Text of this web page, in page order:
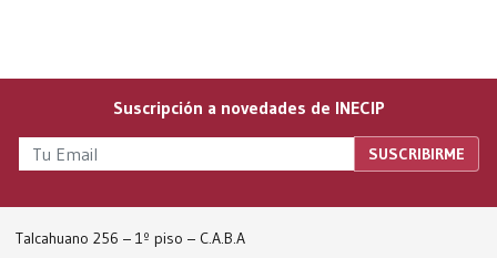
Suscripción a novedades de INECIP
Talcahuano 256 – 1º piso – C.A.B.A